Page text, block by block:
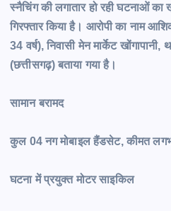
स्नैचिंग की लगातार हो रही घटनाओं
गिरफ्तार किया है। आरोपी का नाम
34 वर्ष), निवासी मेन मार्केट खोंगापानी,
(छत्तीसगढ़) बताया गया है।
सामान बरामद
कुल 04 नग मोबाइल हैंडसेट, कीमत
घटना में प्रयुक्त मोटर साइकिल